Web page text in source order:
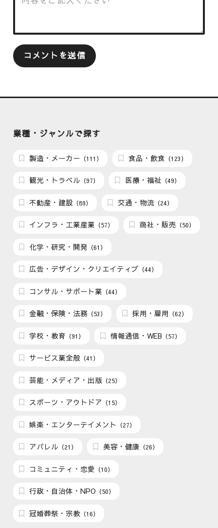
業種・ジャンルで探す
製造・メーカー （111） 食品・飲食 （123）
観光・トラベル （97） 医療・福祉 （49）
不動産・建設 （89） 交通・物流 （24）
インフラ・工業産業 （57） 商社・販売 （50）
化学・研究・開発 （61）
広告・デザイン・クリエイティブ （44）
コンサル・サポート業 （44）
金融・保険・法務 （53） 採用・雇用 （62）
学校・教育 （91） 情報通信・WEB （57）
サービス業全般 （41）
芸能・メディア・出版 （25）
スポーツ・アウトドア （15）
娯楽・エンターテイメント （27）
アパレル （21） 美容・健康 （26）
コミュニティ・恋愛 （10）
行政・自治体・NPO （50）
冠婚葬祭・宗教 （16）